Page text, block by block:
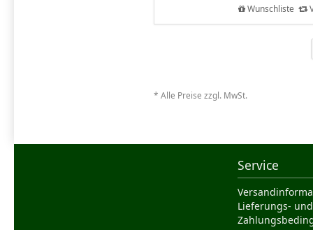
Wunschliste
* Alle Preise zzgl. MwSt.
Service
Lieferungs- und